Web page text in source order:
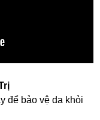
để bảo vệ da khỏi